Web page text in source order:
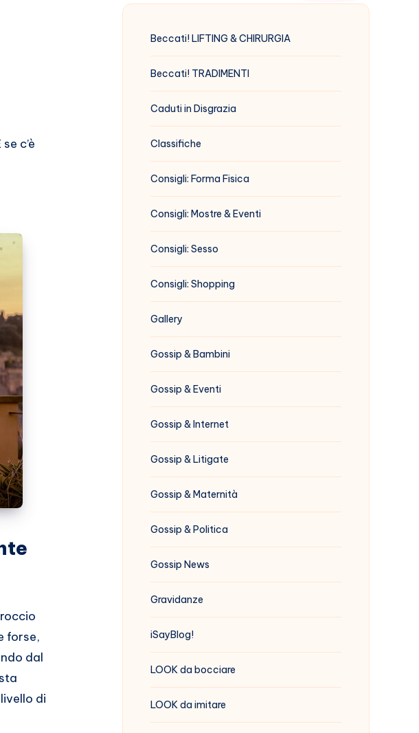
c’è
forse,
dal
di
Beccati! LIFTING & CHIRURGIA
Beccati! TRADIMENTI
Caduti in Disgrazia
Classifiche
Consigli: Forma Fisica
Consigli: Mostre & Eventi
Consigli: Sesso
Consigli: Shopping
Gallery
Gossip & Bambini
Gossip & Eventi
Gossip & Internet
Gossip & Litigate
Gossip & Maternità
Gossip & Politica
Gossip News
Gravidanze
iSayBlog!
LOOK da bocciare
LOOK da imitare